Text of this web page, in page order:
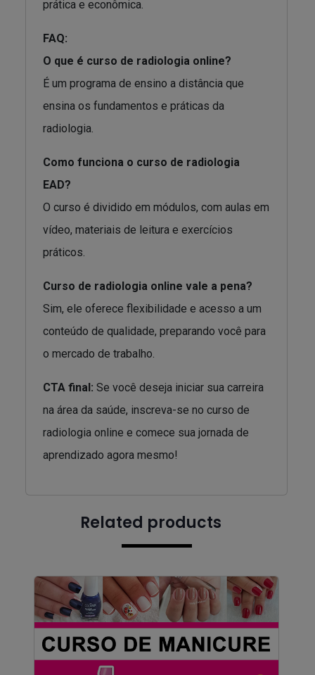
prática e econômica.
FAQ:
O que é curso de radiologia online?
É um programa de ensino a distância que
ensina os fundamentos e práticas da
radiologia.
Como funciona o curso de radiologia
EAD?
O curso é dividido em módulos, com aulas em
vídeo, materiais de leitura e exercícios
práticos.
Curso de radiologia online vale a pena?
Sim, ele oferece flexibilidade e acesso a um
conteúdo de qualidade, preparando você para
o mercado de trabalho.
CTA final: Se você deseja iniciar sua carreira
na área da saúde, inscreva-se no curso de
radiologia online e comece sua jornada de
aprendizado agora mesmo!
Related products